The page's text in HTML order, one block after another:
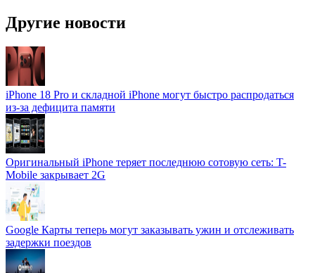
Другие новости
iPhone 18 Pro и складной iPhone могут быстро распродаться
из-за дефицита памяти
Оригинальный iPhone теряет последнюю сотовую сеть: T-
Mobile закрывает 2G
Google Карты теперь могут заказывать ужин и отслеживать
задержки поездов